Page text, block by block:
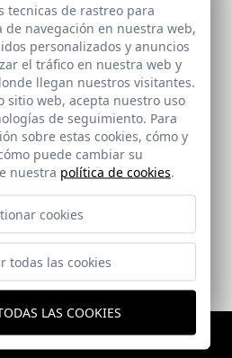
tecnicas de rastreo para
navegación en nuestra web,
personalizados y anuncios
el tráfico en nuestra web y
llegan nuestros visitantes.
sitio web, acepta nuestro uso
de seguimiento. Para
sobre estas cookies, cómo y
puede cambiar su
nuestra política de cookies.
cookies
todas las cookies
LAS COOKIES